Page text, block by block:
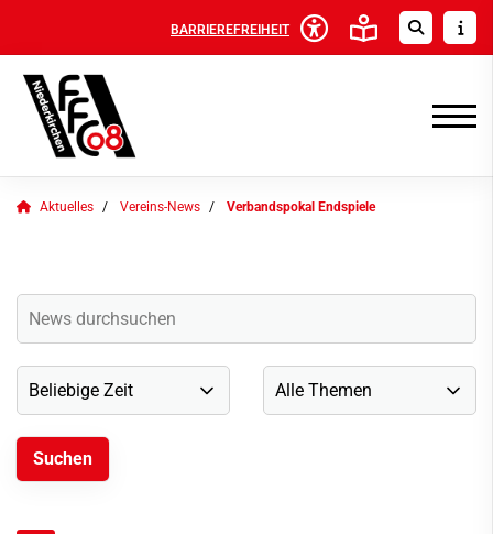
BARRIEREFREIHEIT
Aktuelles Vereins-News Verbandspokal Endspiele